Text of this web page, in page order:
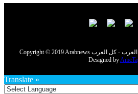
Copyright © 2019 Arabnews اخبار العرب - كل العرب - . All Rights Reserved.
Designed by
Translate »